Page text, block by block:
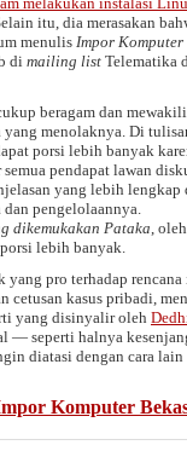
itu, dia merasakan
menulis Impor
di mailing list Telematika
beragam dan
menolaknya. Di
porsi lebih banyak
pendapat lawan
yang lebih lengkap
pengelolaannya.
dikemukakan Pataka ,
lebih banyak.
pro terhadap
cetusan kasus pribadi,
yang disinyalir oleh
— seperti halnya
diatasi dengan cara lain
Komputer